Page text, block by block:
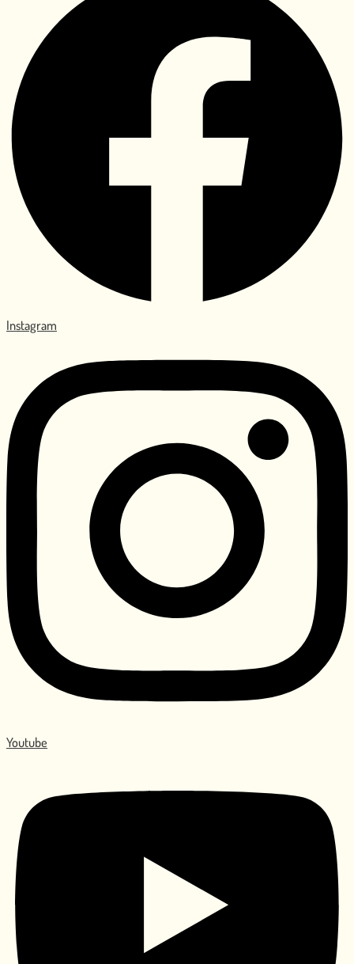
Instagram
Youtube